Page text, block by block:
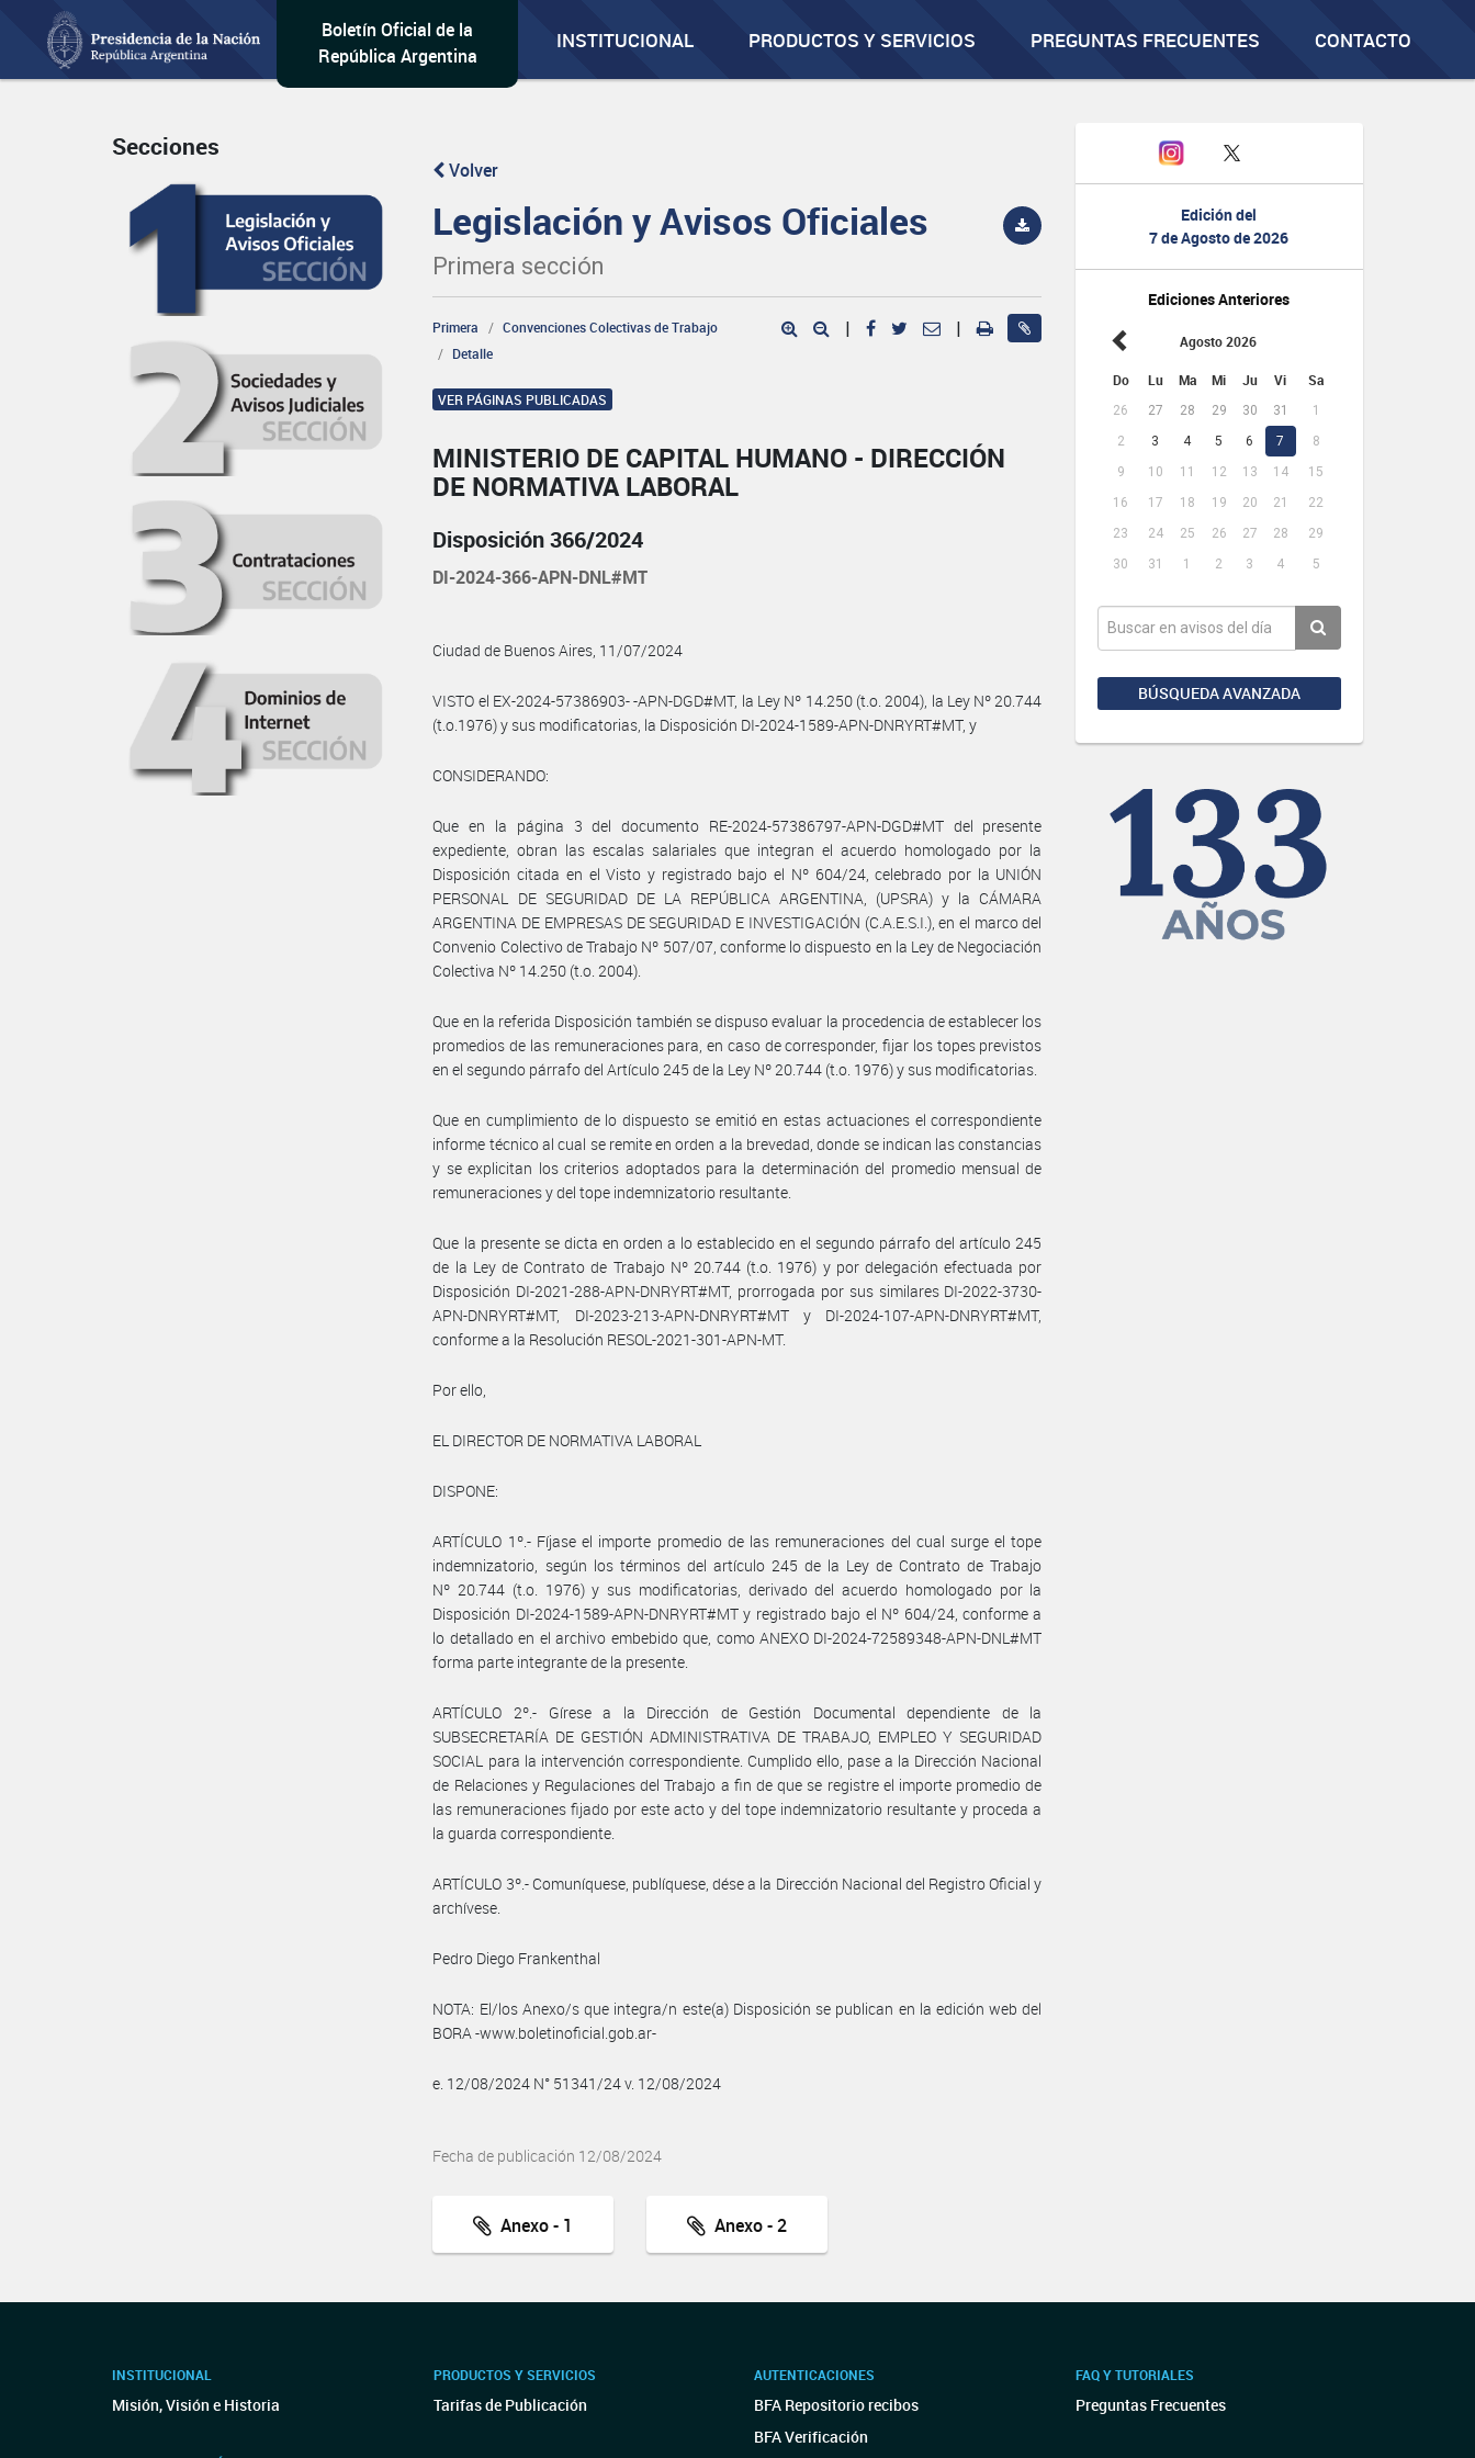
Boletín Oficial de la
República Argentina
INSTITUCIONAL PRODUCTOS Y SERVICIOS PREGUNTAS FRECUENTES CONTACTO
Edición del
7 de Agosto de 2026
Ediciones Anteriores
Agosto 2026
Do Lu Ma Mi Ju Vi Sa
26 27 28 29 30 31
1
2
3 4 5 6 7
8
9
10 11 12 13 14
15
16
17 18 19 20 21
22
23
24 25 26 27 28
29
30
31 1 2 3 4 5
BÚSQUEDA AVANZADA
Secciones
Volver
Legislación y Avisos Oficiales
Primera sección
Primera
Convenciones Colectivas de Trabajo
Detalle
| |
VER PÁGINAS PUBLICADAS
MINISTERIO DE CAPITAL HUMANO - DIRECCIÓN
DE NORMATIVA LABORAL
Disposición 366/2024
DI-2024-366-APN-DNL#MT
Ciudad de Buenos Aires, 11/07/2024
VISTO el EX-2024-57386903- -APN-DGD#MT, la Ley Nº 14.250 (t.o. 2004), la Ley Nº 20.744
(t.o.1976) y sus modificatorias, la Disposición DI-2024-1589-APN-DNRYRT#MT, y
CONSIDERANDO:
Que en la página 3 del documento RE-2024-57386797-APN-DGD#MT del presente
expediente, obran las escalas salariales que integran el acuerdo homologado por la
Disposición citada en el Visto y registrado bajo el Nº 604/24, celebrado por la UNIÓN
PERSONAL DE SEGURIDAD DE LA REPÚBLICA ARGENTINA, (UPSRA) y la CÁMARA
ARGENTINA DE EMPRESAS DE SEGURIDAD E INVESTIGACIÓN (C.A.E.S.I.), en el marco del
Convenio Colectivo de Trabajo Nº 507/07, conforme lo dispuesto en la Ley de Negociación
Colectiva Nº 14.250 (t.o. 2004).
Que en la referida Disposición también se dispuso evaluar la procedencia de establecer los
promedios de las remuneraciones para, en caso de corresponder, fijar los topes previstos
en el segundo párrafo del Artículo 245 de la Ley Nº 20.744 (t.o. 1976) y sus modificatorias.
Que en cumplimiento de lo dispuesto se emitió en estas actuaciones el correspondiente
informe técnico al cual se remite en orden a la brevedad, donde se indican las constancias
y se explicitan los criterios adoptados para la determinación del promedio mensual de
remuneraciones y del tope indemnizatorio resultante.
Que la presente se dicta en orden a lo establecido en el segundo párrafo del artículo 245
de la Ley de Contrato de Trabajo Nº 20.744 (t.o. 1976) y por delegación efectuada por
Disposición DI-2021-288-APN-DNRYRT#MT, prorrogada por sus similares DI-2022-3730-
APN-DNRYRT#MT, DI-2023-213-APN-DNRYRT#MT y DI-2024-107-APN-DNRYRT#MT,
conforme a la Resolución RESOL-2021-301-APN-MT.
Por ello,
EL DIRECTOR DE NORMATIVA LABORAL
DISPONE:
ARTÍCULO 1º.- Fíjase el importe promedio de las remuneraciones del cual surge el tope
indemnizatorio, según los términos del artículo 245 de la Ley de Contrato de Trabajo
Nº 20.744 (t.o. 1976) y sus modificatorias, derivado del acuerdo homologado por la
Disposición DI-2024-1589-APN-DNRYRT#MT y registrado bajo el Nº 604/24, conforme a
lo detallado en el archivo embebido que, como ANEXO DI-2024-72589348-APN-DNL#MT
forma parte integrante de la presente.
ARTÍCULO 2º.- Gírese a la Dirección de Gestión Documental dependiente de la
SUBSECRETARÍA DE GESTIÓN ADMINISTRATIVA DE TRABAJO, EMPLEO Y SEGURIDAD
SOCIAL para la intervención correspondiente. Cumplido ello, pase a la Dirección Nacional
de Relaciones y Regulaciones del Trabajo a fin de que se registre el importe promedio de
las remuneraciones fijado por este acto y del tope indemnizatorio resultante y proceda a
la guarda correspondiente.
ARTÍCULO 3º.- Comuníquese, publíquese, dése a la Dirección Nacional del Registro Oficial y
archívese.
Pedro Diego Frankenthal
NOTA: El/los Anexo/s que integra/n este(a) Disposición se publican en la edición web del
BORA -www.boletinoficial.gob.ar-
e. 12/08/2024 N° 51341/24 v. 12/08/2024
Fecha de publicación 12/08/2024
Anexo - 1 Anexo - 2
INSTITUCIONAL
Misión, Visión e Historia
PRODUCTOS Y SERVICIOS
Tarifas de Publicación
AUTENTICACIONES
BFA Repositorio recibos
BFA Verificación
FAQ Y TUTORIALES
Preguntas Frecuentes